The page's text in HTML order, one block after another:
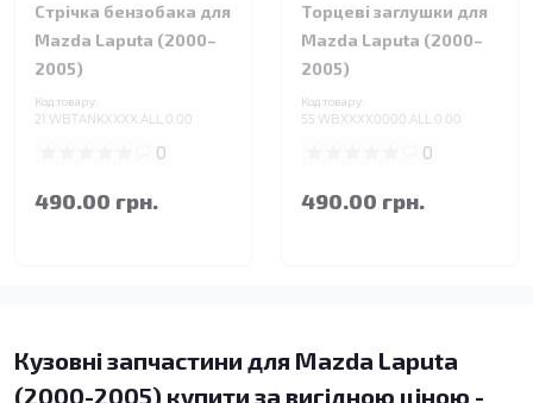
Стрічка бензобака для
Mazda Laputa (2000–
2005)
Код товару:
21.WBTANKXXXX.ALL.0.00
0
490.00 грн.
Торцеві заглушки для
Mazda Laputa (2000–
2005)
Код товару:
55.WBXXXX0000.ALL.0.00
0
490.00 грн.
Кузовні запчастини для Mazda Laputa
(2000-2005) купити за вигідною ціною -